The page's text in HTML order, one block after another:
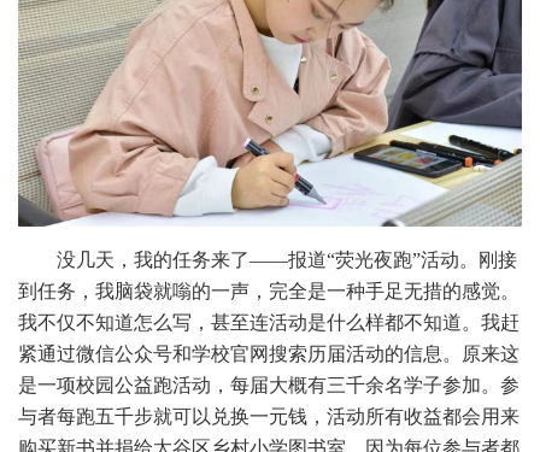
没几天，我的任务来了——报道“荧光夜跑”活动。刚接
到任务，我脑袋就嗡的一声，完全是一种手足无措的感觉。
我不仅不知道怎么写，甚至连活动是什么样都不知道。我赶
紧通过微信公众号和学校官网搜索历届活动的信息。原来这
是一项校园公益跑活动，每届大概有三千余名学子参加。参
与者每跑五千步就可以兑换一元钱，活动所有收益都会用来
购买新书并捐给太谷区乡村小学图书室。因为每位参与者都